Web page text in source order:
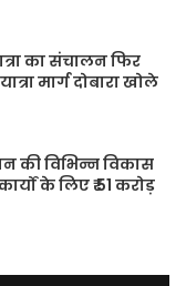
का संचालन फिर
मार्ग दोबारा खोले
की विभिन्न विकास
के लिए ₹ 51 करोड़